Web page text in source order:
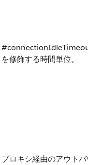
を修飾する時間単位。
プロキシ経由のアウト